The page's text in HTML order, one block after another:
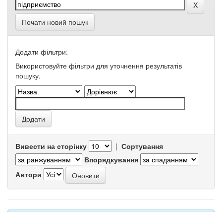
Почати новий пошук
Додати фільтри:
Використовуйте фільтри для уточнення результатів
пошуку.
Вивести на сторінку | Сортування
Впорядкування
Автори